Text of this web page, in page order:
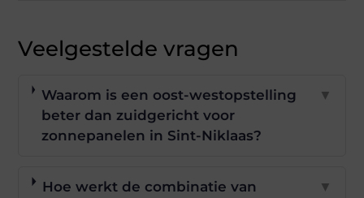
Veelgestelde vragen
Waarom is een oost-westopstelling
beter dan zuidgericht voor
zonnepanelen in Sint-Niklaas?
▼
Hoe werkt de combinatie van
▼